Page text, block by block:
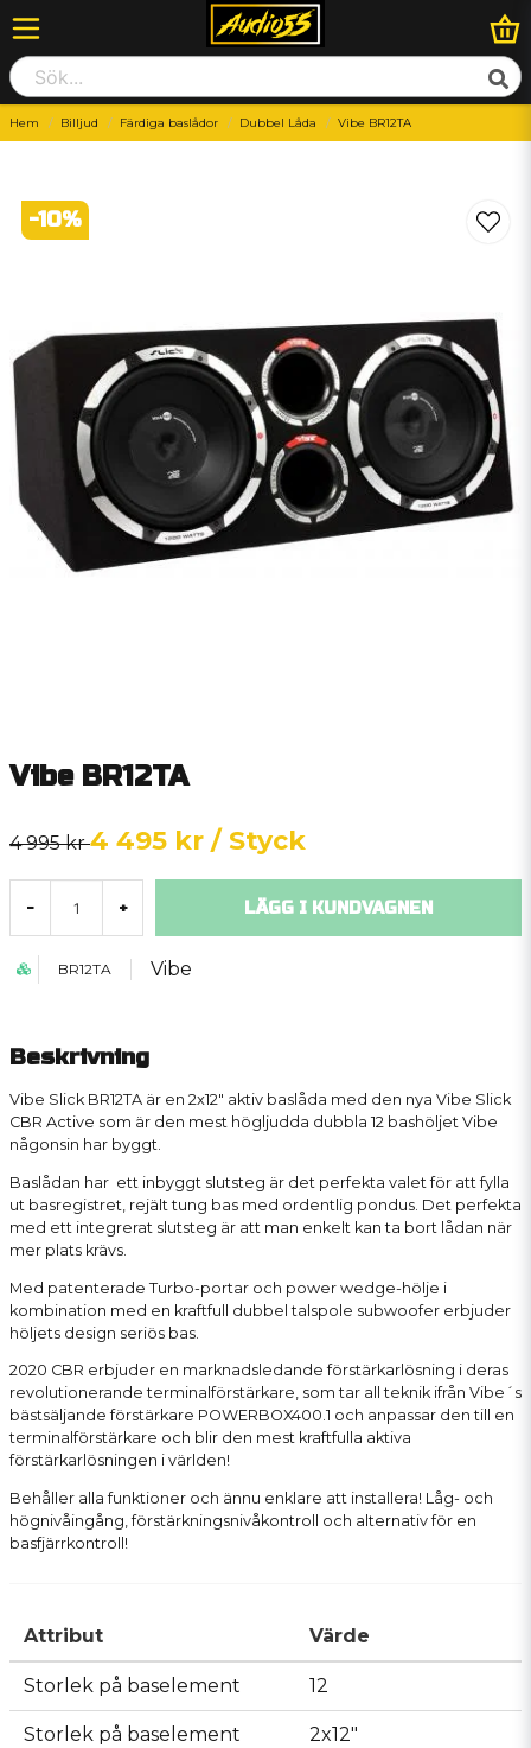
Hem Billjud Färdiga baslådor Dubbel Låda Vibe BR12TA
-10%
Vibe BR12TA
4 995 kr4 495 kr / Styck
- + LÄGG I KUNDVAGNEN
BR12TA Vibe
Beskrivning
Vibe Slick BR12TA är en 2x12" aktiv baslåda med den nya Vibe Slick
CBR Active som är den mest högljudda dubbla 12 bashöljet Vibe
någonsin har byggt.
Baslådan har ett inbyggt slutsteg är det perfekta valet för att fylla
ut basregistret, rejält tung bas med ordentlig pondus. Det perfekta
med ett integrerat slutsteg är att man enkelt kan ta bort lådan när
mer plats krävs.
Med patenterade Turbo-portar och power wedge-hölje i
kombination med en kraftfull dubbel talspole subwoofer erbjuder
höljets design seriös bas.
2020 CBR erbjuder en marknadsledande förstärkarlösning i deras
revolutionerande terminalförstärkare, som tar all teknik ifrån Vibe´s
bästsäljande förstärkare POWERBOX400.1 och anpassar den till en
terminalförstärkare och blir den mest kraftfulla aktiva
förstärkarlösningen i världen!
Behåller alla funktioner och ännu enklare att installera! Låg- och
högnivåingång, förstärkningsnivåkontroll och alternativ för en
basfjärrkontroll!
Attribut Värde
Storlek på baselement 12
Storlek på baselement 2x12"